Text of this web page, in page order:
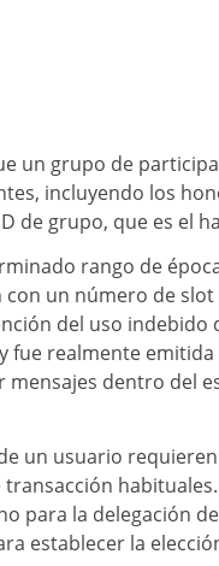
grupo de
incluyendo los
grupo, que es el
rango de
un número de
del uso
realmente
dentro del
un usuario
la delegación
establecer la